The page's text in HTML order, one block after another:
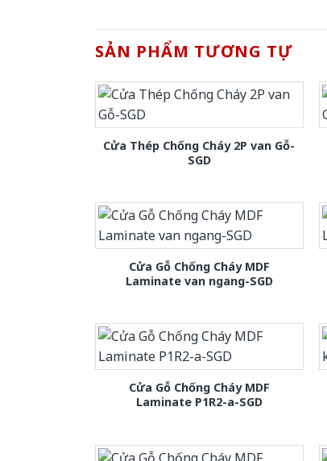
SẢN PHẨM TƯƠNG TỰ
Cửa Thép Chống Cháy 2P van Gỗ-
SGD
Cửa Gỗ Chống Cháy MDF
Laminate van ngang-SGD
Cửa Gỗ Chống Cháy MDF
Laminate P1R2-a-SGD